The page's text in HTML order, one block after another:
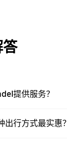
提供服务？
行方式最实惠？